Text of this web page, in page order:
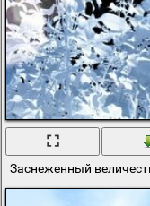
Заснеженный